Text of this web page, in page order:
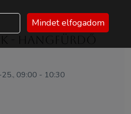
09:00 - 10:30
Mindet elfogadom